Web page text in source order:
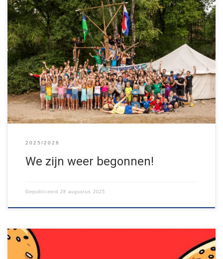
Na vier dagen feest op Schoot Kermis en een grandioos
zomerkamp is de zomervakantie weer voorbij. Dus: de
groepsavonden gaan weer beginnen! Vanaf maandag 25
augustus hebben alle groepen weer hun wekelijkse avond
vol sport, spel en avontuur in de natuur. Ook een keer meedoen?
Check in welke groep je welkom […]
2025/2026
We zijn weer begonnen!
Gepubliceerd 28 augustus 2025